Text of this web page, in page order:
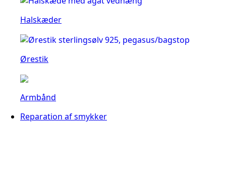
Halskæder
Ørestik
Armbånd
Reparation af smykker